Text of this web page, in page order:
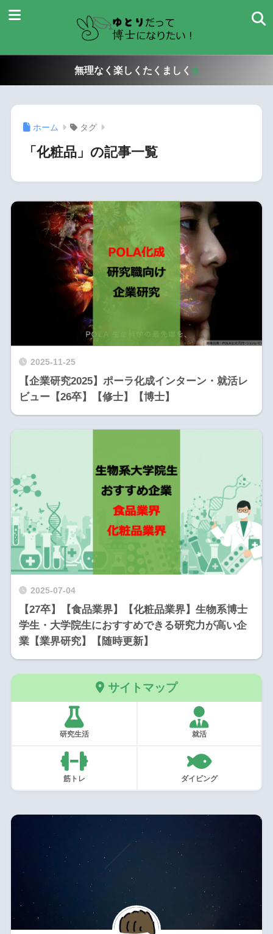
無理なく楽しくたくましく
ホーム タグ
「化粧品」の記事一覧
2025-11-25
【企業研究2025】ポーラ化成インターン・就活レ
ビュー【26卒】【修士】【博士】
2025-07-04
【27卒】【食品業界】【化粧品業界】生物系博士
学生・大学院生におすすめできる研究力が高い企
業【業界研究】【随時更新】
サイトマップ
研究生活 就活
筋トレ ダイビング